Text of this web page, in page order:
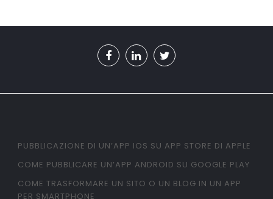
PUBBLICAZIONE DI UN’APP IOS SU APP STORE DI APPLE
COME PUBBLICARE UN’APP ANDROID SU GOOGLE PLAY
COME TRASFORMARE UN SITO O UN BLOG IN UN APP
PER SMARTPHONE